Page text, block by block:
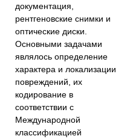
документация,
рентгеновские снимки и
оптические диски.
Основными задачами
являлось определение
характера и локализации
повреждений, их
кодирование в
соответствии с
Международной
классификацией